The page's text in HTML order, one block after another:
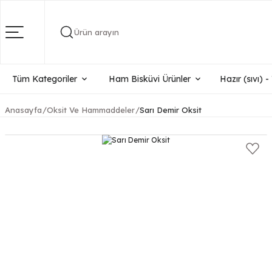
Ürün arayın
Tüm Kategoriler Ham Bisküvi Ürünler Hazır (sıvı)
Anasayfa Oksit Ve Hammaddeler Sarı Demir Oksit